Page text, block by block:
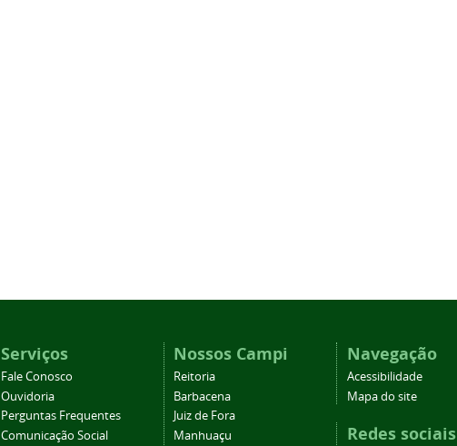
Serviços
Fale Conosco
Ouvidoria
Perguntas Frequentes
Comunicação Social
Nossos Campi
Reitoria
Barbacena
Juiz de Fora
Manhuaçu
Navegação
Acessibilidade
Mapa do site
Redes sociais